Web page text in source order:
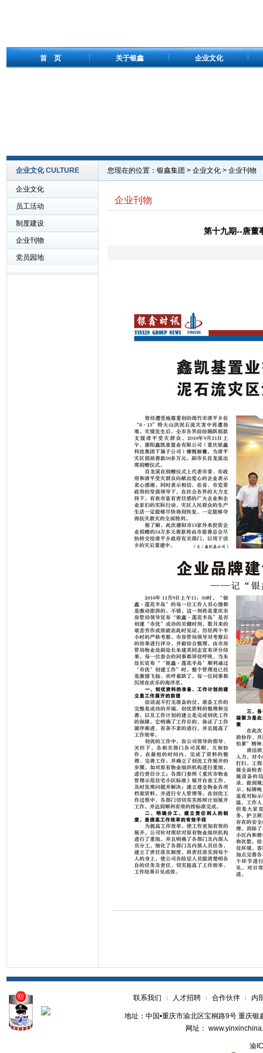
首 页 关于银鑫 企业文化
企业文化 CULTURE
企业文化
员工活动
制度建设
企业刊物
党员园地
您现在的位置： 银鑫集团 > 企业文化 > 企业刊物
企业刊物
第十九期--唐董
联系我们 人才招聘 合作伙伴 内
地址：中国•重庆市渝北区宝桐路9号 重庆
网址：
渝